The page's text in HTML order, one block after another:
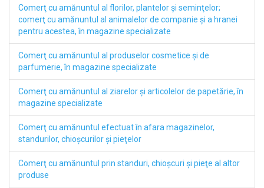
Comerţ cu amănuntul al florilor, plantelor şi seminţelor;
comerţ cu amănuntul al animalelor de companie şi a hranei
pentru acestea, în magazine specializate
Comerţ cu amănuntul al produselor cosmetice şi de
parfumerie, în magazine specializate
Comerţ cu amănuntul al ziarelor şi articolelor de papetărie, în
magazine specializate
Comerţ cu amănuntul efectuat în afara magazinelor,
standurilor, chioşcurilor şi pieţelor
Comerţ cu amănuntul prin standuri, chioşcuri şi pieţe al altor
produse